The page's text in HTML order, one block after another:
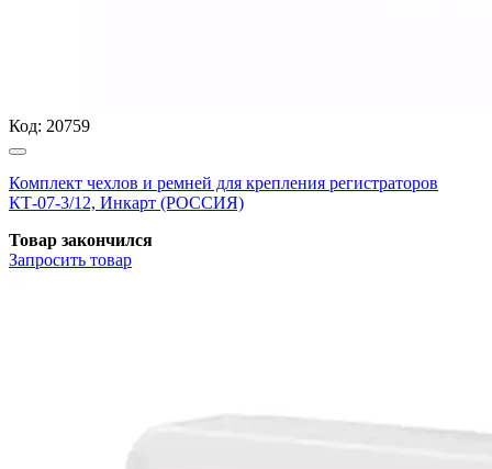
Код: 20759
Комплект чехлов и ремней для крепления регистраторов
КТ-07-3/12, Инкарт (РОССИЯ)
Товар закончился
Запросить товар